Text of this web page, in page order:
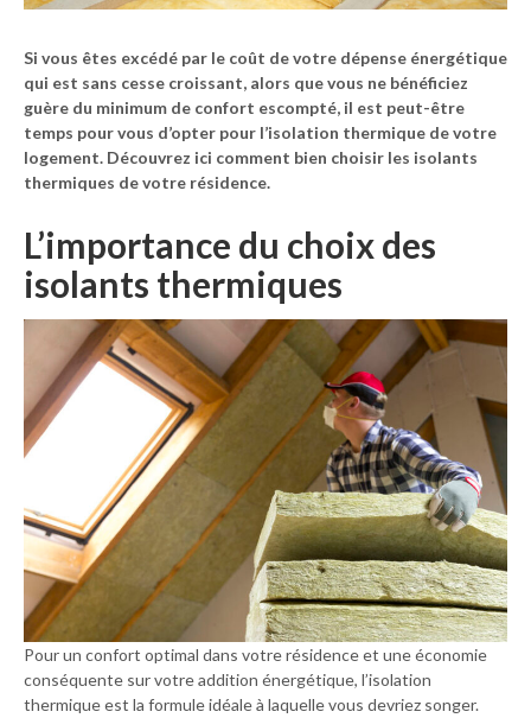
Si vous êtes excédé par le coût de votre dépense énergétique
qui est sans cesse croissant, alors que vous ne bénéficiez
guère du minimum de confort escompté, il est peut-être
temps pour vous d’opter pour l’isolation thermique de votre
logement. Découvrez ici comment bien choisir les isolants
thermiques de votre résidence.
L’importance du choix des
isolants thermiques
Pour un confort optimal dans votre résidence et une économie
conséquente sur votre addition énergétique, l’isolation
thermique est la formule idéale à laquelle vous devriez songer.